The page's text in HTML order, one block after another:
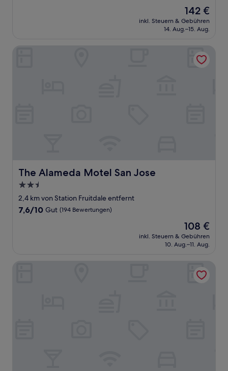
Der
Preis
beträgt
142 €
inkl. Steuern & Gebühren
14. Aug.–15. Aug.
The Alameda Motel San Jose
The Alameda Motel San Jose
2.5-
Sterne-
Unterkunft
2,4 km von Station Fruitdale entfernt
7.6
7,6/10 Gut (194 Bewertungen)
Der
Preis
beträgt
108 €
inkl. Steuern & Gebühren
10. Aug.–11. Aug.